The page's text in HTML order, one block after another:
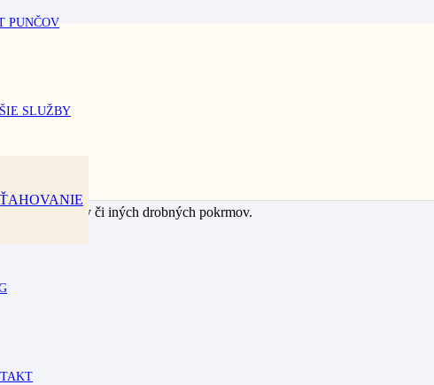
PUNČOV
SLUŽBY
čaju, dezertov či iných drobných pokrmov.